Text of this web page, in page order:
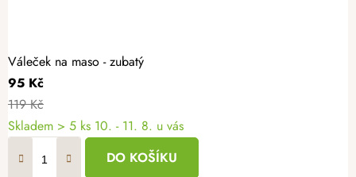
Váleček na maso - zubatý
95 Kč
119 Kč
Skladem > 5 ks 10. - 11. 8. u vás
DO KOŠÍKU